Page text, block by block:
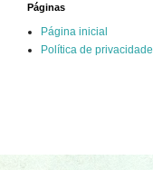
Páginas
Página inicial
Política de privacidade